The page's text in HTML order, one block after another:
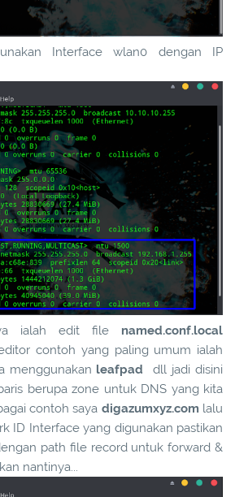
Interface wlan0 dengan IP
ialah edit file named.conf.local
contoh yang paling umum ialah
menggunakan leafpad
dll jadi disini
berupa zone untuk DNS yang kita
contoh saya digazumxyz.com lalu
ID Interface yang digunakan pastikan
path file record untuk forward &
nantinya...